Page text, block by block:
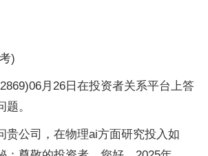
)
月26日在投资者关系平台上答
。
贵公司，在物理ai方面研究投入如